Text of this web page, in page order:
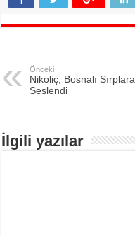
Önceki
Nikoliç, Bosnalı Sırplara
Seslendi
İlgili yazılar